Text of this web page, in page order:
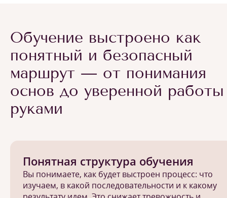
Обучение выстроено как
понятный и безопасный
маршрут — от понимания
основ до уверенной работы
руками
Понятная структура обучения
Вы понимаете, как будет выстроен процесс: что
изучаем, в какой последовательности и к какому